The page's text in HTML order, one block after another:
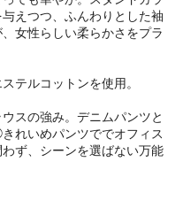
えつつ、ふんわりとした袖
女性らしい柔らかさをプラ
テルコットンを使用。
スの強み。デニムパンツと
れいめパンツででオフィス
ず、シーンを選ばない万能